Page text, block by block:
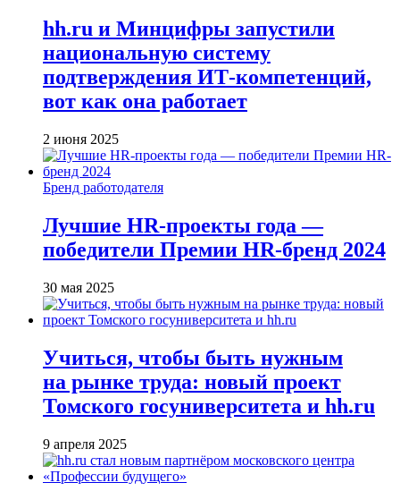
hh.ru и Минцифры запустили
национальную систему
подтверждения ИТ-компетенций,
вот как она работает
2 июня 2025
Бренд работодателя
Лучшие HR-проекты года —
победители Премии HR-бренд 2024
30 мая 2025
Учиться, чтобы быть нужным
на рынке труда: новый проект
Томского госуниверситета и hh.ru
9 апреля 2025